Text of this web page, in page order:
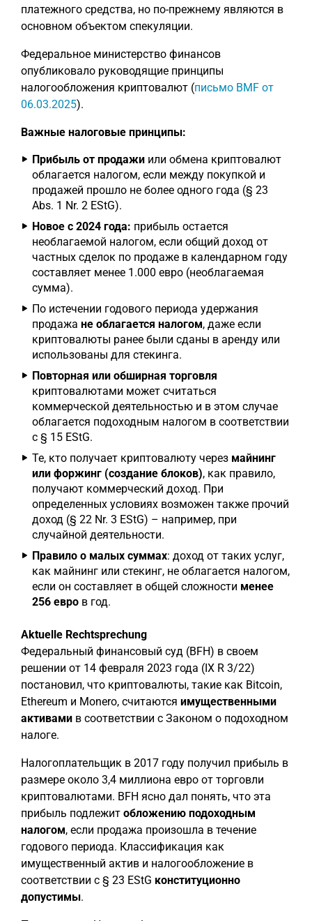
платежного средства, но по-прежнему являются в
основном объектом спекуляции.
Федеральное министерство финансов
опубликовало руководящие принципы
налогообложения криптовалют (письмо BMF от
06.03.2025).
Важные налоговые принципы:
Прибыль от продажи или обмена криптовалют
облагается налогом, если между покупкой и
продажей прошло не более одного года (§ 23
Abs. 1 Nr. 2 EStG).
Новое с 2024 года: прибыль остается
необлагаемой налогом, если общий доход от
частных сделок по продаже в календарном году
составляет менее 1.000 евро (необлагаемая
сумма).
По истечении годового периода удержания
продажа не облагается налогом, даже если
криптовалюты ранее были сданы в аренду или
использованы для стекинга.
Повторная или обширная торговля
криптовалютами может считаться
коммерческой деятельностью и в этом случае
облагается подоходным налогом в соответствии
с § 15 EStG.
Те, кто получает криптовалюту через майнинг
или форжинг (создание блоков), как правило,
получают коммерческий доход. При
определенных условиях возможен также прочий
доход (§ 22 Nr. 3 EStG) – например, при
случайной деятельности.
Правило о малых суммах: доход от таких услуг,
как майнинг или стекинг, не облагается налогом,
если он составляет в общей сложности менее
256 евро в год.
Aktuelle Rechtsprechung
Федеральный финансовый суд (BFH) в своем
решении от 14 февраля 2023 года (IX R 3/22)
постановил, что криптовалюты, такие как Bitcoin,
Ethereum и Monero, считаются имущественными
активами в соответствии с Законом о подоходном
налоге.
Налогоплательщик в 2017 году получил прибыль в
размере около 3,4 миллиона евро от торговли
криптовалютами. BFH ясно дал понять, что эта
прибыль подлежит обложению подоходным
налогом, если продажа произошла в течение
годового периода. Классификация как
имущественный актив и налогообложение в
соответствии с § 23 EStG конституционно
допустимы.